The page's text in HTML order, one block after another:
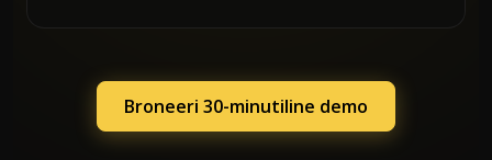
Broneeri 30-minutiline demo